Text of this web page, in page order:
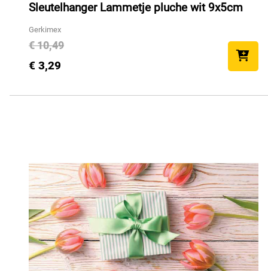
Sleutelhanger Lammetje pluche wit 9x5cm
Gerkimex
€ 10,49
€ 3,29